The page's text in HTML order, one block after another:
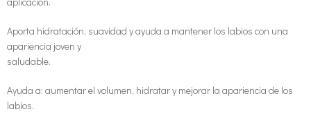
Aporta hidratación, suavidad y ayuda a mantener los labios con una
apariencia joven y
saludable.
Ayuda a: aumentar el volumen, hidratar y mejorar la apariencia de los
labios.